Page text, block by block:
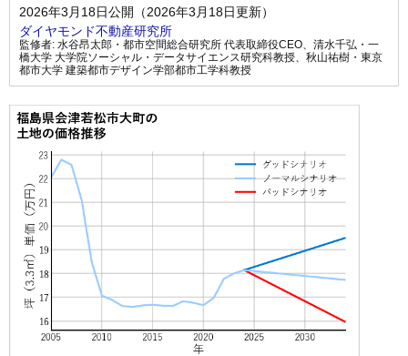
2026年3月18日公開（2026年3月18日更新）
ダイヤモンド不動産研究所
監修者: 水谷昂太郎・都市空間総合研究所 代表取締役CEO、 清水千弘・一
橋大学 大学院ソーシャル・データサイエンス研究科教授、 秋山祐樹・東京
都市大学 建築都市デザイン学部都市工学科教授